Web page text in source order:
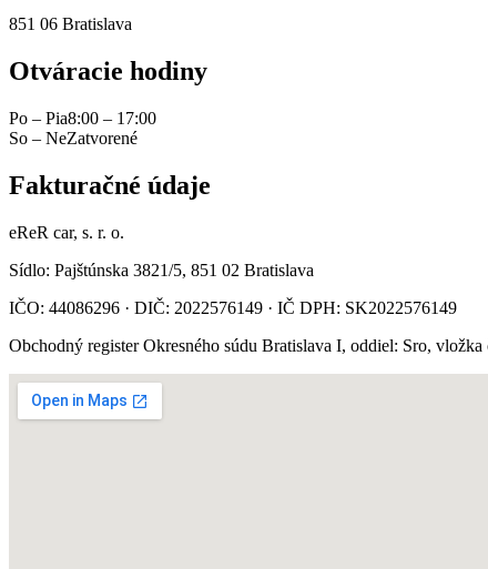
851 06 Bratislava
Otváracie hodiny
Po – Pia8:00 – 17:00
So – NeZatvorené
Fakturačné údaje
eReR car, s. r. o.
Sídlo: Pajštúnska 3821/5, 851 02 Bratislava
IČO: 44086296 · DIČ: 2022576149 · IČ DPH: SK2022576149
Obchodný register Okresného súdu Bratislava I, oddiel: Sro, vložka